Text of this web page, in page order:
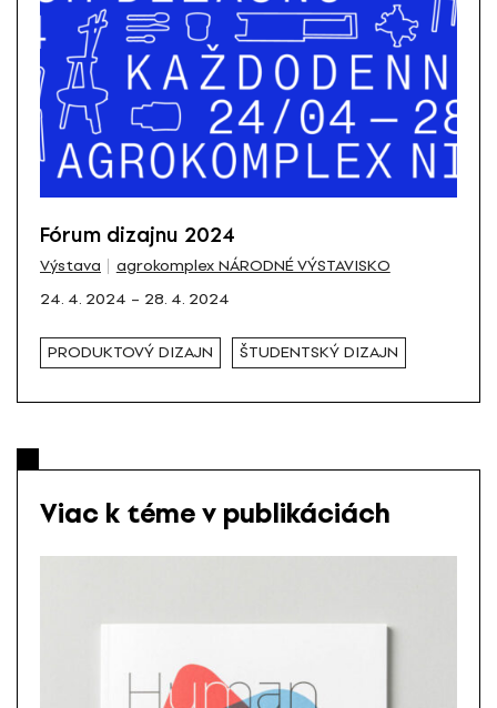
Fórum dizajnu 2024
Výstava
agrokomplex NÁRODNÉ VÝSTAVISKO
24. 4. 2024 – 28. 4. 2024
PRODUKTOVÝ DIZAJN ŠTUDENTSKÝ DIZAJN
Viac k téme v publikáciách